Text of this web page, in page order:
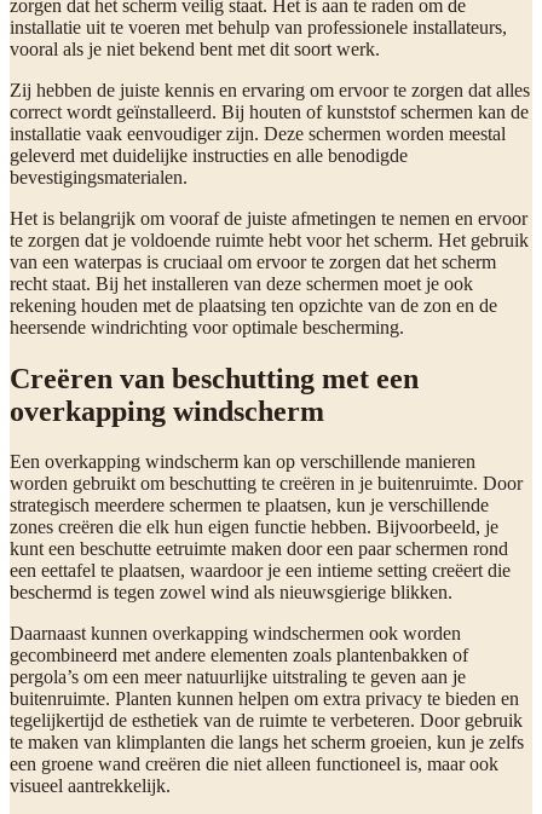
zorgen dat het scherm veilig staat. Het is aan te raden om de
installatie uit te voeren met behulp van professionele installateurs,
vooral als je niet bekend bent met dit soort werk.
Zij hebben de juiste kennis en ervaring om ervoor te zorgen dat alles
correct wordt geïnstalleerd. Bij houten of kunststof schermen kan de
installatie vaak eenvoudiger zijn. Deze schermen worden meestal
geleverd met duidelijke instructies en alle benodigde
bevestigingsmaterialen.
Het is belangrijk om vooraf de juiste afmetingen te nemen en ervoor
te zorgen dat je voldoende ruimte hebt voor het scherm. Het gebruik
van een waterpas is cruciaal om ervoor te zorgen dat het scherm
recht staat. Bij het installeren van deze schermen moet je ook
rekening houden met de plaatsing ten opzichte van de zon en de
heersende windrichting voor optimale bescherming.
Creëren van beschutting met een
overkapping windscherm
Een overkapping windscherm kan op verschillende manieren
worden gebruikt om beschutting te creëren in je buitenruimte. Door
strategisch meerdere schermen te plaatsen, kun je verschillende
zones creëren die elk hun eigen functie hebben. Bijvoorbeeld, je
kunt een beschutte eetruimte maken door een paar schermen rond
een eettafel te plaatsen, waardoor je een intieme setting creëert die
beschermd is tegen zowel wind als nieuwsgierige blikken.
Daarnaast kunnen overkapping windschermen ook worden
gecombineerd met andere elementen zoals plantenbakken of
pergola’s om een meer natuurlijke uitstraling te geven aan je
buitenruimte. Planten kunnen helpen om extra privacy te bieden en
tegelijkertijd de esthetiek van de ruimte te verbeteren. Door gebruik
te maken van klimplanten die langs het scherm groeien, kun je zelfs
een groene wand creëren die niet alleen functioneel is, maar ook
visueel aantrekkelijk.